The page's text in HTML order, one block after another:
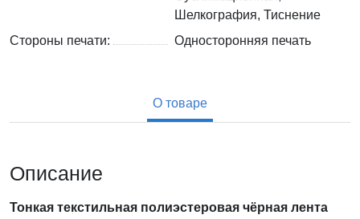
Шелкография, Тиснение
Стороны печати:
Односторонняя печать
О товаре
Описание
Тонкая текстильная полиэстеровая чёрная лента